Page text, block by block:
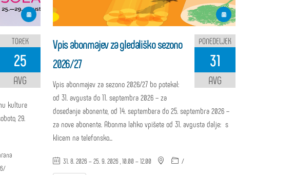
TOREK
25
AVG
kulture
29.
PONEDELJEK
31
AVG
Vpis abonmajev za gledališko sezono
2026/27
Vpis abonmajev za sezono 2026/27 bo potekal:
od 31. avgusta do 11. septembra 2026 – za
dosedanje abonente, od 14. septembera do 25. septembra 2026 –
za nove abonente. Abonma lahko vpišete od 31. avgusta dalje: s
klicem na telefonsko...
31. 8. 2026 – 25. 9. 2026 , 10.00 – 12.00 /